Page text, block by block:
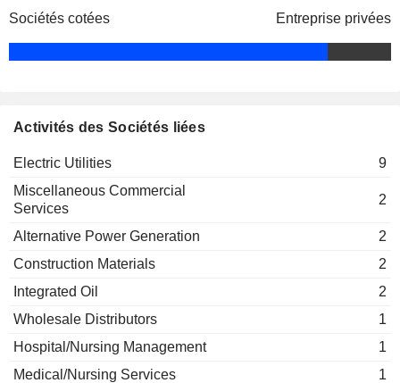
SE
Barbara Jagodzinski
Michael Lewis
Sociétés cotées Entreprise privées
Activités des Sociétés liées
Electric Utilities
9
Miscellaneous Commercial
Services
2
Alternative Power Generation
2
Construction Materials
2
Integrated Oil
2
Wholesale Distributors
1
Hospital/Nursing Management
1
Medical/Nursing Services
1